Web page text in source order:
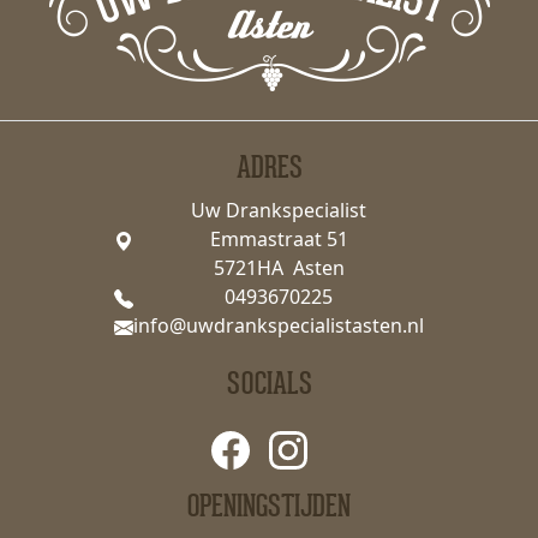
ADRES
Uw Drankspecialist
Emmastraat 51
5721HA Asten
0493670225
info@uwdrankspecialistasten.nl
OPENINGSTIJDEN
SOCIALS